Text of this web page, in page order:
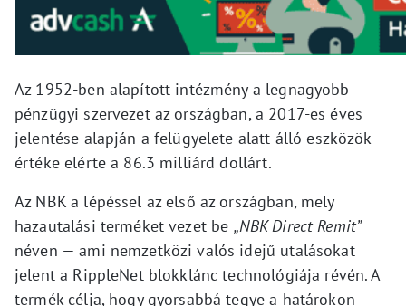
Az 1952-ben alapított intézmény a legnagyobb
pénzügyi szervezet az országban, a 2017-es éves
jelentése alapján a felügyelete alatt álló eszközök
értéke elérte a 86.3 milliárd dollárt.
Az NBK a lépéssel az első az országban, mely
hazautalási terméket vezet be „NBK Direct Remit”
néven — ami nemzetközi valós idejű utalásokat
jelent a RippleNet blokklánc technológiája révén. A
termék célja, hogy gyorsabbá tegye a határokon